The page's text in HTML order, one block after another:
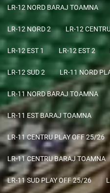
LR-12 NORD BARAJ TOAMNA
LR-12 NORD 2 LR-12
LR-12 EST 1 LR-12 EST 2
LR-12 SUD 2 LR-11 NORD
LR-11 NORD BARAJ TOAMNA
LR-11 EST BARAJ TOAMNA
LR-11 CENTRU PLAY OFF 25/26
LR-11 CENTRU BARAJ TOAMNA
LR-11 SUD PLAY OFF 25/26